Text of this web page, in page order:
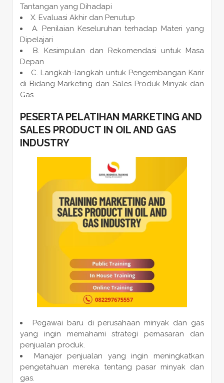
Tantangan yang Dihadapi
X. Evaluasi Akhir dan Penutup
A. Penilaian Keseluruhan terhadap Materi yang
Dipelajari
B. Kesimpulan dan Rekomendasi untuk Masa
Depan
C. Langkah-langkah untuk Pengembangan Karir
di Bidang Marketing dan Sales Produk Minyak dan
Gas.
PESERTA PELATIHAN MARKETING AND
SALES PRODUCT IN OIL AND GAS
INDUSTRY
Pegawai baru di perusahaan minyak dan gas
yang ingin memahami strategi pemasaran dan
penjualan produk.
Manajer penjualan yang ingin meningkatkan
pengetahuan mereka tentang pasar minyak dan
gas.